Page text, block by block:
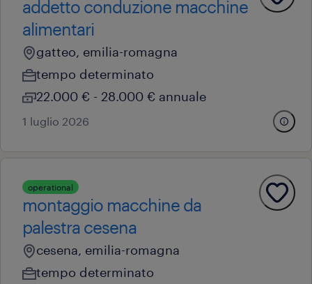
addetto conduzione macchine
alimentari
gatteo, emilia-romagna
tempo determinato
22.000 € - 28.000 € annuale
1 luglio 2026
operational
montaggio macchine da
palestra cesena
cesena, emilia-romagna
tempo determinato